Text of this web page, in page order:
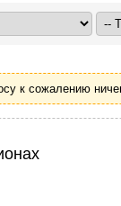
к сожалению